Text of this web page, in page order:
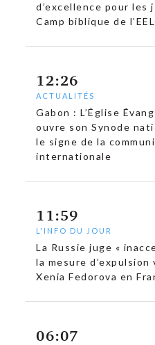
d’excellence pour les
Camp biblique de
12:26
ACTUALITÉS
Gabon : L’Église
ouvre son Synode
le signe de la
internationale
11:59
L'INFO DU JOUR
La Russie juge «
la mesure d’expulsion
Xenia Fedorova en
06:07